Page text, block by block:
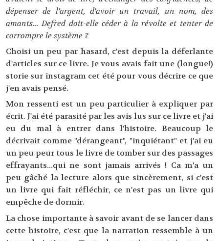
dépenser de l'argent, d'avoir un travail, un nom, des
amants... Defred doit-elle céder à la révolte et tenter de
corrompre le système ?
Choisi un peu par hasard, c'est depuis la déferlante
d'articles sur ce livre. Je vous avais fait une (longue!)
storie sur instagram cet été pour vous décrire ce que
j'en avais pensé.
Mon ressenti est un peu particulier à expliquer par
écrit. J'ai été parasité par les avis lus sur ce livre et j'ai
eu du mal à entrer dans l'histoire. Beaucoup le
décrivait comme "dérangeant", "inquiétant" et j'ai eu
un peu peur tous le livre de tomber sur des passages
effrayants...qui ne sont jamais arrivés ! Ca m'a un
peu gâché la lecture alors que sincèrement, si c'est
un livre qui fait réfléchir, ce n'est pas un livre qui
empêche de dormir.
La chose importante à savoir avant de se lancer dans
cette histoire, c'est que la narration ressemble à un